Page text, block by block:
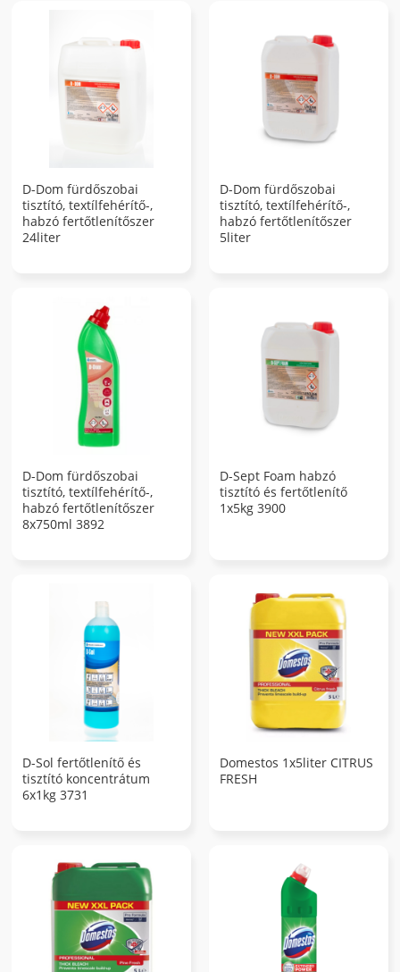
D-Dom fürdőszobai
tisztító, textílfehérítő-,
habzó fertőtlenítőszer
24liter
D-Dom fürdőszobai
tisztító, textílfehérítő-,
habzó fertőtlenítőszer
5liter
D-Dom fürdőszobai
tisztító, textílfehérítő-,
habzó fertőtlenítőszer
8x750ml 3892
D-Sept Foam habzó
tisztító és fertőtlenítő
1x5kg 3900
D-Sol fertőtlenítő és
tisztító koncentrátum
6x1kg 3731
Domestos 1x5liter CITRUS
FRESH